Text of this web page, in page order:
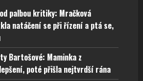
palbou kritiky: Mračková
natáčení se při řízení a ptá se,
Bartošové: Maminka z
poté přišla nejtvrdší rána